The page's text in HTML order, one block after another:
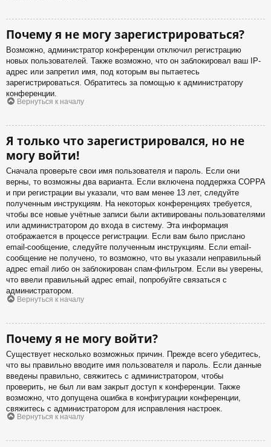
Почему я не могу зарегистрироваться?
Возможно, администратор конференции отключил регистрацию
новых пользователей. Также возможно, что он заблокировал ваш IP-
адрес или запретил имя, под которым вы пытаетесь
зарегистрироваться. Обратитесь за помощью к администратору
конференции.
Вернуться к началу
Я только что зарегистрировался, но не
могу войти!
Сначала проверьте свои имя пользователя и пароль. Если они
верны, то возможны два варианта. Если включена поддержка COPPA
и при регистрации вы указали, что вам менее 13 лет, следуйте
полученным инструкциям. На некоторых конференциях требуется,
чтобы все новые учётные записи были активированы пользователями
или администратором до входа в систему. Эта информация
отображается в процессе регистрации. Если вам было прислано
email-сообщение, следуйте полученным инструкциям. Если email-
сообщение не получено, то возможно, что вы указали неправильный
адрес email либо он заблокирован спам-фильтром. Если вы уверены,
что ввели правильный адрес email, попробуйте связаться с
администратором.
Вернуться к началу
Почему я не могу войти?
Существует несколько возможных причин. Прежде всего убедитесь,
что вы правильно вводите имя пользователя и пароль. Если данные
введены правильно, свяжитесь с администратором, чтобы
проверить, не был ли вам закрыт доступ к конференции. Также
возможно, что допущена ошибка в конфигурации конференции,
свяжитесь с администратором для исправления настроек.
Вернуться к началу